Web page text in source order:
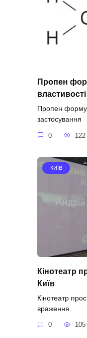
Пропен
Пропен
застосування
0 122
КИЇВ
Кінотеатр
Київ
Кінотеатр
враження
0 105